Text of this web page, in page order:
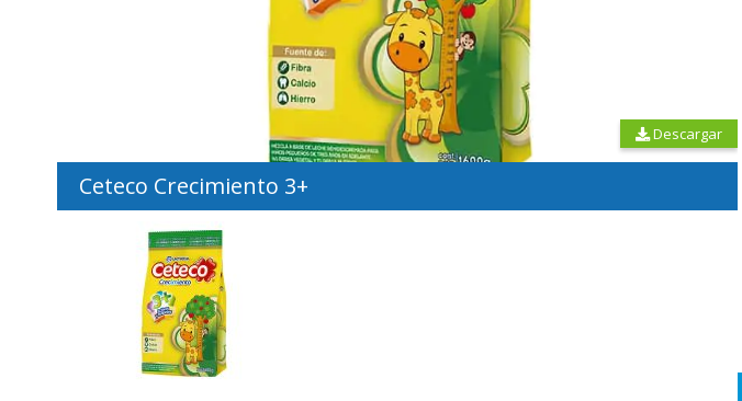
Ceteco Crecimiento 3+
Descargar